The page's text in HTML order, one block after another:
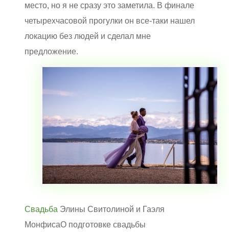
место, но я не сразу это заметила. В финале
четырехчасовой прогулки он все-таки нашел
локацию без людей и сделал мне
предложение.
Свадьба Элины Свитолиной и Гаэля
МонфисаО подготовке свадьбы